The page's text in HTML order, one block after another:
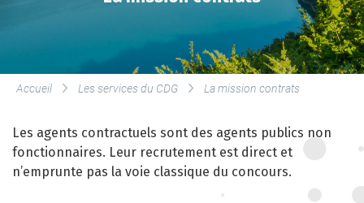
SERVICE DE MÉDECINE
PRÉVENTIVE
Accueil Les services du CDG La mission contrats
Les agents contractuels sont des agents publics non
fonctionnaires. Leur recrutement est direct et
n’emprunte pas la voie classique du concours.